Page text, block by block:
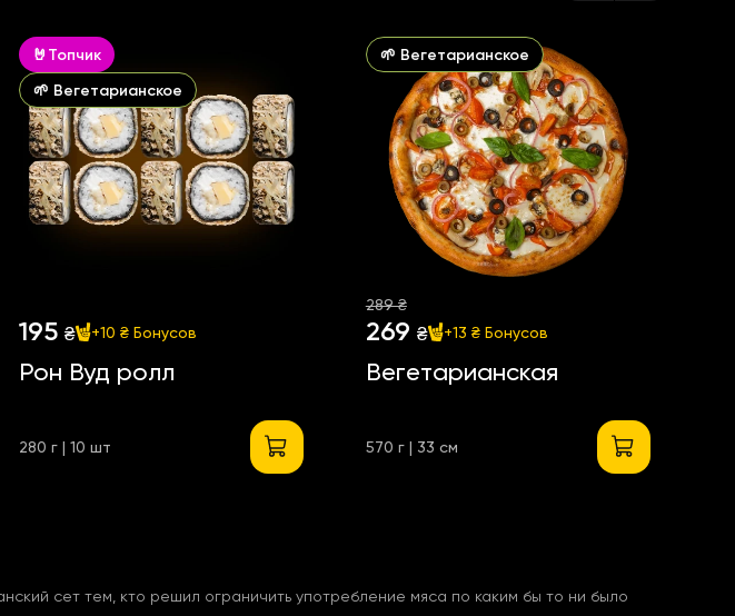
🤘Топчик
🌱 Вегетарианское
195 ₴ +10 ₴ Бонусов
Рон Вуд ролл
280 г | 10 шт
🌱 Вегетарианское
289 ₴
269 ₴ +13 ₴ Бонусов
Вегетарианская
570 г | 33 см
сет тем, кто решил ограничить употребление мяса по каким бы то ни было